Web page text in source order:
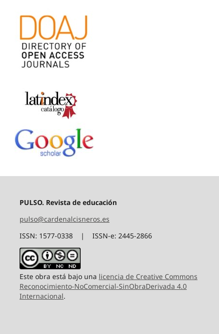
PULSO. Revista de educación
pulso@cardenalcisneros.es
ISSN: 1577-0338 | ISSN-e: 2445-2866
Este obra está bajo una licencia de Creative Commons
Reconocimiento-NoComercial-SinObraDerivada 4.0
Internacional.